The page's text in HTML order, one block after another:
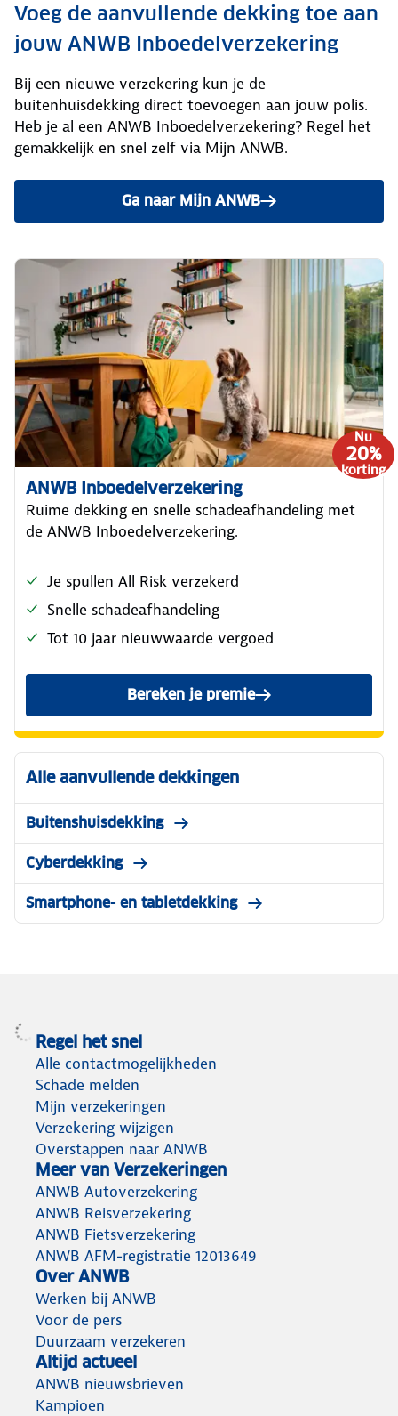
Voeg de aanvullende dekking toe aan
jouw ANWB Inboedelverzekering
Bij een nieuwe verzekering kun je de
buitenhuisdekking direct toevoegen aan jouw polis.
Heb je al een ANWB Inboedelverzekering? Regel het
gemakkelijk en snel zelf via Mijn ANWB.
Ga naar Mijn ANWBom deze dekking toe te
Nu
20%
korting
ANWB Inboedelverzekering
Ruime dekking en snelle schadeafhandeling met
de ANWB Inboedelverzekering.
Je spullen All Risk verzekerd
Snelle schadeafhandeling
Tot 10 jaar nieuwwaarde vergoed
Bereken je premie
van de ANWB
Alle aanvullende dekkingen
Buitenshuisdekking
Cyberdekking
Smartphone- en tabletdekking
Regel het snel
Alle contactmogelijkheden
Schade melden
Mijn verzekeringen
Verzekering wijzigen
Overstappen naar ANWB
Meer van Verzekeringen
ANWB Autoverzekering
ANWB Reisverzekering
ANWB Fietsverzekering
ANWB AFM-registratie 12013649
Over ANWB
Werken bij ANWB
Voor de pers
Duurzaam verzekeren
Altijd actueel
ANWB nieuwsbrieven
Kampioen